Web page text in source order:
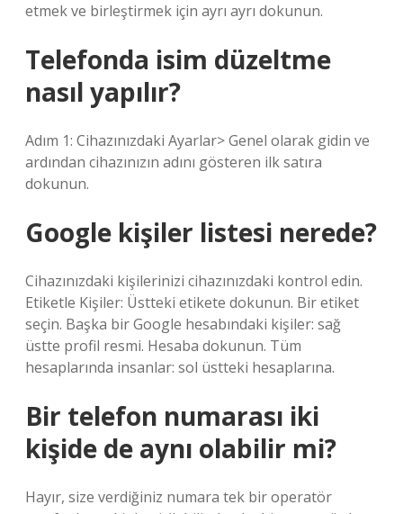
etmek ve birleştirmek için ayrı ayrı dokunun.
Telefonda isim düzeltme
nasıl yapılır?
Adım 1: Cihazınızdaki Ayarlar> Genel olarak gidin ve
ardından cihazınızın adını gösteren ilk satıra
dokunun.
Google kişiler listesi nerede?
Cihazınızdaki kişilerinizi cihazınızdaki kontrol edin.
Etiketle Kişiler: Üstteki etikete dokunun. Bir etiket
seçin. Başka bir Google hesabındaki kişiler: sağ
üstte profil resmi. Hesaba dokunun. Tüm
hesaplarında insanlar: sol üstteki hesaplarına.
Bir telefon numarası iki
kişide de aynı olabilir mi?
Hayır, size verdiğiniz numara tek bir operatör